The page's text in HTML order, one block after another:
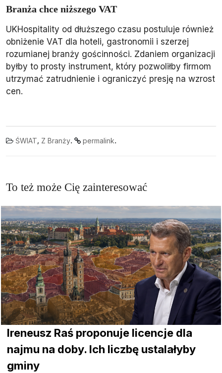
Branża chce niższego VAT
UKHospitality od dłuższego czasu postuluje również
obniżenie VAT dla hoteli, gastronomii i szerzej
rozumianej branży gościnności. Zdaniem organizacji
byłby to prosty instrument, który pozwoliłby firmom
utrzymać zatrudnienie i ograniczyć presję na wzrost
cen.
ŚWIAT, Z Branży. permalink.
To też może Cię zainteresować
Ireneusz Raś proponuje licencje dla
najmu na doby. Ich liczbę ustalałyby
gminy